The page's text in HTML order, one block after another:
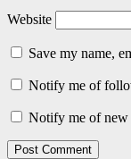
Website
Save my name,
Notify me of
Notify me of new